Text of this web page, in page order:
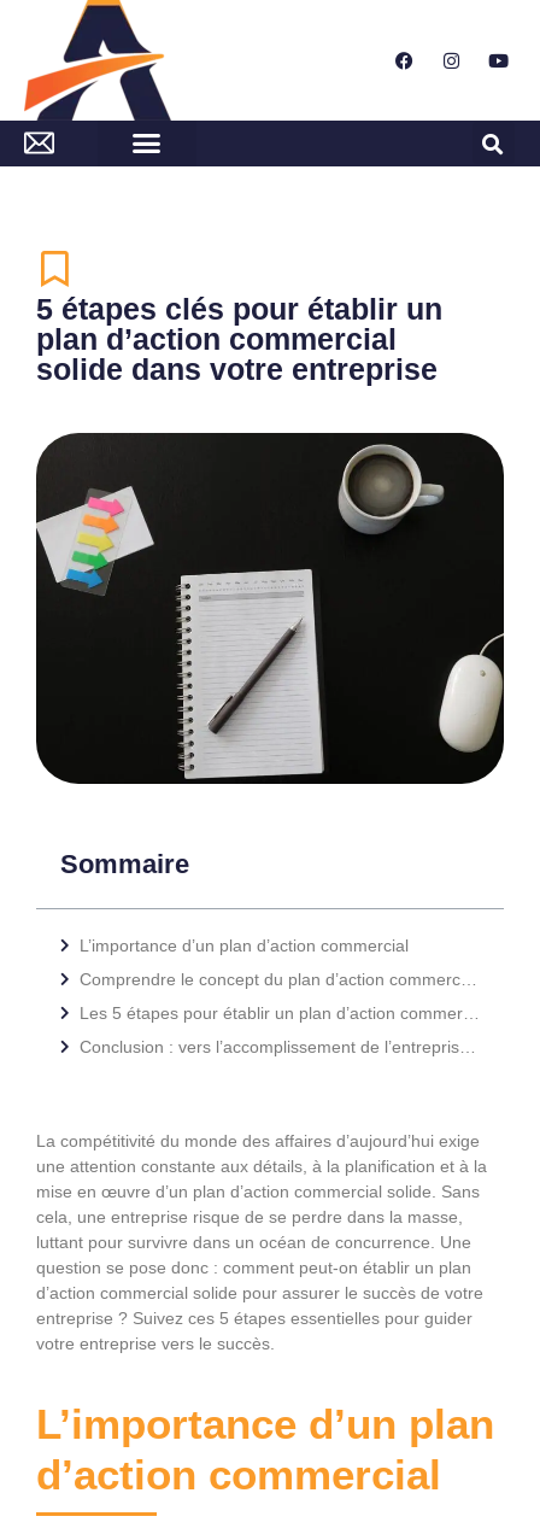
5 étapes clés pour établir un
plan d’action commercial
solide dans votre entreprise
Sommaire
L’importance d’un plan d’action commercial
La compétitivité du monde des affaires d’aujourd’hui exige
une attention constante aux détails, à la planification et à la
mise en œuvre d’un plan d’action commercial solide. Sans
cela, une entreprise risque de se perdre dans la masse,
luttant pour survivre dans un océan de concurrence. Une
question se pose donc : comment peut-on établir un plan
d’action commercial solide pour assurer le succès de votre
entreprise ? Suivez ces 5 étapes essentielles pour guider
votre entreprise vers le succès.
L’importance d’un plan
d’action commercial